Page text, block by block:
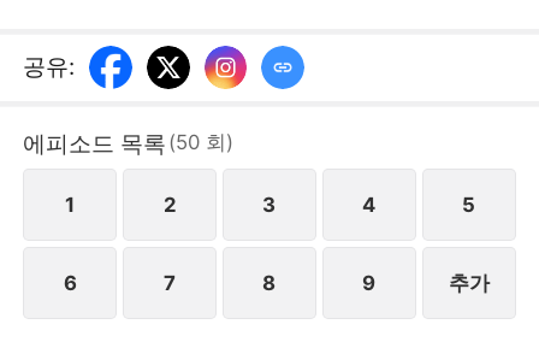
엄마 안희연이 고가의 예물을 들고 나타났지만, 유시영
과 천예리는 예물이 가짜라는 의심이 들어 무례한 짓을
신분을 증명하자 유시영은 그제야 후회막심한다. 하지
만 마음이 내키지 않아 거짓말로 여론을 몰아 진하준을
공격하고 안희연은 증거를 수집하여 경찰에 신고한다.
이한다.STORYMATRIX PTE.LTD
공유:
에피소드 목록 (50 회 )
1 2 3 4 5
6 7 8 9 추가